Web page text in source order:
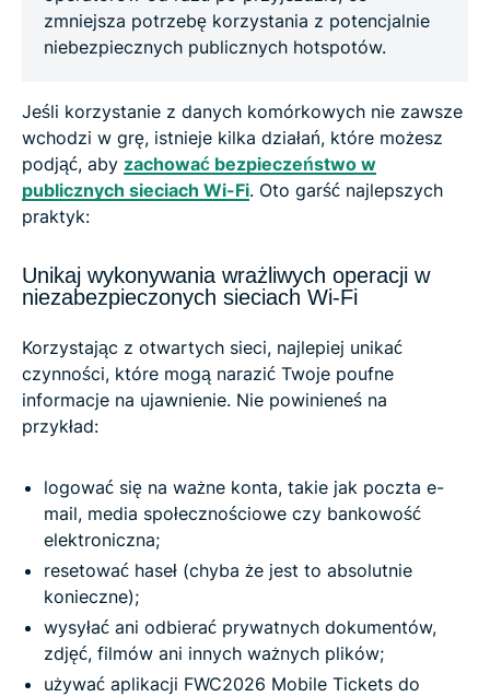
zmniejsza potrzebę korzystania z potencjalnie
niebezpiecznych publicznych hotspotów.
Jeśli korzystanie z danych komórkowych nie zawsze
wchodzi w grę, istnieje kilka działań, które możesz
podjąć, aby zachować bezpieczeństwo w
publicznych sieciach Wi-Fi. Oto garść najlepszych
praktyk:
Unikaj wykonywania wrażliwych operacji w
niezabezpieczonych sieciach Wi-Fi
Korzystając z otwartych sieci, najlepiej unikać
czynności, które mogą narazić Twoje poufne
informacje na ujawnienie. Nie powinieneś na
przykład:
logować się na ważne konta, takie jak poczta e-
mail, media społecznościowe czy bankowość
elektroniczna;
resetować haseł (chyba że jest to absolutnie
konieczne);
wysyłać ani odbierać prywatnych dokumentów,
zdjęć, filmów ani innych ważnych plików;
używać aplikacji FWC2026 Mobile Tickets do